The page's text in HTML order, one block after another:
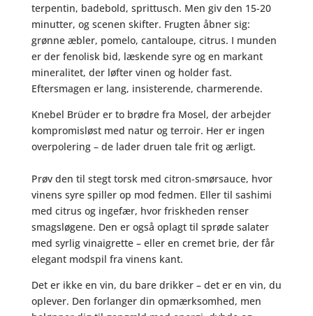
terpentin, badebold, sprittusch. Men giv den 15-20
minutter, og scenen skifter. Frugten åbner sig:
grønne æbler, pomelo, cantaloupe, citrus. I munden
er der fenolisk bid, læskende syre og en markant
mineralitet, der løfter vinen og holder fast.
Eftersmagen er lang, insisterende, charmerende.
Knebel Brüder er to brødre fra Mosel, der arbejder
kompromisløst med natur og terroir. Her er ingen
overpolering – de lader druen tale frit og ærligt.
Prøv den til stegt torsk med citron-smørsauce, hvor
vinens syre spiller op mod fedmen. Eller til sashimi
med citrus og ingefær, hvor friskheden renser
smagsløgene. Den er også oplagt til sprøde salater
med syrlig vinaigrette – eller en cremet brie, der får
elegant modspil fra vinens kant.
Deter ikke en vin, du bare drikker – det er en vin, du
oplever. Den forlanger din opmærksomhed, men